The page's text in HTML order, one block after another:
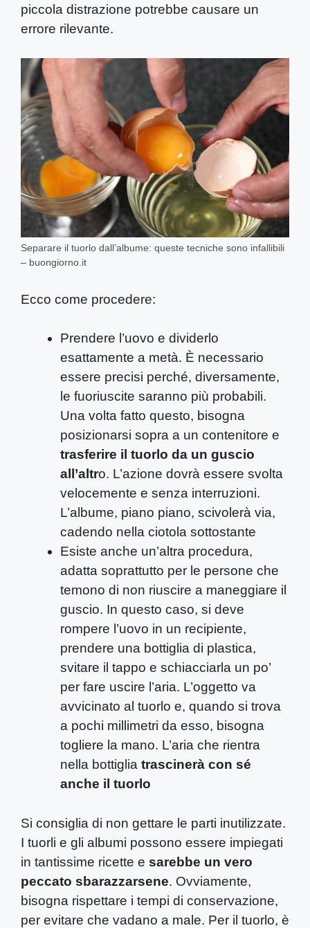
piccola distrazione potrebbe causare un
errore rilevante.
Separare il tuorlo dall’albume: queste tecniche sono infallibili
– buongiorno.it
Ecco come procedere:
Prendere l’uovo e dividerlo
esattamente a metà. È necessario
essere precisi perché, diversamente,
le fuoriuscite saranno più probabili.
Una volta fatto questo, bisogna
posizionarsi sopra a un contenitore e
trasferire il tuorlo da un guscio
all’altro. L’azione dovrà essere svolta
velocemente e senza interruzioni.
L’albume, piano piano, scivolerà via,
cadendo nella ciotola sottostante
Esiste anche un’altra procedura,
adatta soprattutto per le persone che
temono di non riuscire a maneggiare il
guscio. In questo caso, si deve
rompere l’uovo in un recipiente,
prendere una bottiglia di plastica,
svitare il tappo e schiacciarla un po’
per fare uscire l’aria. L’oggetto va
avvicinato al tuorlo e, quando si trova
a pochi millimetri da esso, bisogna
togliere la mano. L’aria che rientra
nella bottiglia trascinerà con sé
anche il tuorlo
Si consiglia di non gettare le parti inutilizzate.
I tuorli e gli albumi possono essere impiegati
in tantissime ricette e sarebbe un vero
peccato sbarazzarsene. Ovviamente,
bisogna rispettare i tempi di conservazione,
per evitare che vadano a male. Per il tuorlo, è